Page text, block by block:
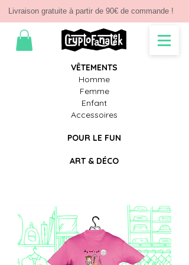
Livraison gratuite à partir de 90€ de commande !
VÊTEMENTS
Homme
Femme
Enfant
Accessoires
POUR LE FUN
ART & DÉCO